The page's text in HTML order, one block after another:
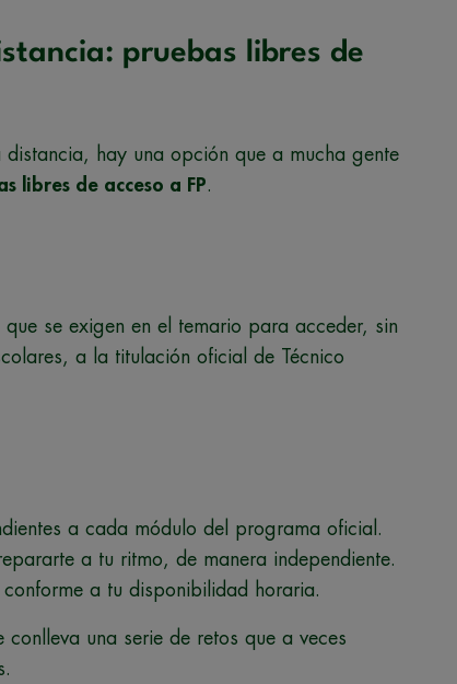
pruebas libres de
hay una opción que a mucha gente
libres de acceso a FP.
se exigen en el temario para acceder, sin
a la titulación oficial de Técnico
a cada módulo del programa oficial.
a tu ritmo, de manera independiente.
a tu disponibilidad horaria.
una serie de retos que a veces